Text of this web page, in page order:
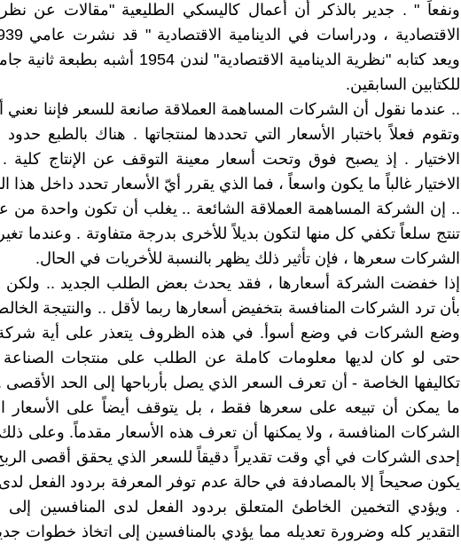
ونفعاً " . جدير بالذكر أن أعمال كاليسكي الطليعية "مقالات عن
ويعد كتابه "نظرية الدينامية الاقتصادية" لندن 1954
للكتابين السابقين.
.. عندما نقول أن الشركات المساهمة العملاقة صانعة للسعر فإننا نعني
وتقوم فعلاً باختبار الأسعار التي تحددها لمنتجاتها . هناك بالطبع
الاختيار . إذ يصبح فوق وتحت أسعار معينة التوقف عن الإنتاج
الاختيار غالباً ما يكون واسعاً ، فما الذي يقرر أيّ الأسعار تحدد داخل هذا
.. إن الشركة المساهمة العملاقة الشائعة .. يغلب أن تكون واحدة
تنتج سلعاً تكفي كل منها لتكون بديلاً للأخرى بدرجة متفاوتة . وعندما
الشركات سعرها ، فإن تأثير ذلك يظهر بالنسبة للأخريات في الحال.
إذا خفضت الشركة أسعارها ، فقد يحدث بعض الطلب الجديد .. ولكن
بأن ترد الشركات المنافسة بتخفيض أسعارها ربما لأقل .. والنتيجة
وضع الشركات في وضع أسوأ. في هذه الظروف يتعذر على أية شركة
حتى لو كان لديها معلومات كاملة عن الطلب على منتجات
تكاليفها الخاصة - أن تعرف السعر الذي يصل بأرباحها إلى الحد الأقصى
ما يمكن أن تبيعه على سعرها فقط ، بل يتوقف أيضاً على الأسعار
الشركات المنافسة ، ولا يمكنها أن تعرف هذه الأسعار مقدماً. وعلى
إحدى الشركات في أي وقت تقديراً دقيقاً للسعر الذي يحقق أقصى
يكون صحيحاً إلا بالمصادفة في حالة عدم توفر المعرفة بردود الفعل
. ويؤدي التخمين الخاطئ المتعلق بردود الفعل لدى المنافسين
التقدير كله وضرورة تعديله مما يؤدي بالمنافسين إلى اتخاذ خطوات